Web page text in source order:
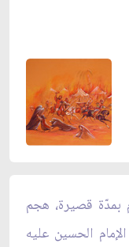
بمدّة قصيرة، هجم
الحسين عليه